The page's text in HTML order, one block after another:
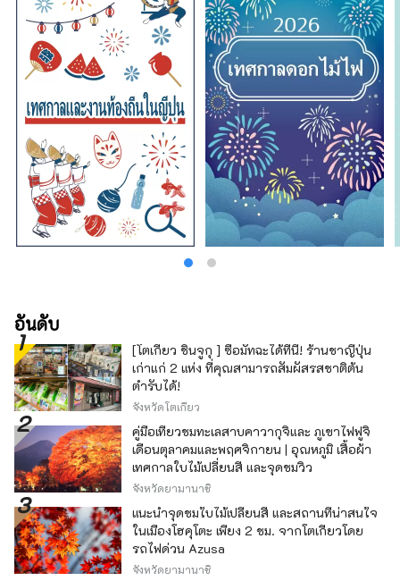
อันดับ
[โตเกียว ชินจูกุ ] ซื้อมัทฉะได้ที่นี่! ร้านชาญี่ปุ่น
เก่าแก่ 2 แห่ง ที่คุณสามารถสัมผัสรสชาติต้น
ตำรับได้!
จังหวัดโตเกียว
คู่มือเที่ยวชมทะเลสาบคาวากุจิและ ภูเขาไฟฟูจิ
เดือนตุลาคมและพฤศจิกายน | อุณหภูมิ เสื้อผ้า
เทศกาลใบไม้เปลี่ยนสี และจุดชมวิว
จังหวัดยามานาชิ
แนะนำจุดชมใบไม้เปลี่ยนสี และสถานที่น่าสนใจ
ในเมืองโฮคุโตะ เพียง 2 ชม. จากโตเกียวโดย
รถไฟด่วน Azusa
จังหวัดยามานาชิ